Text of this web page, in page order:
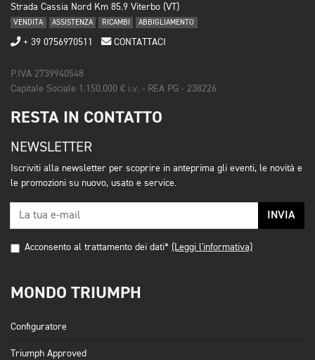
Strada Cassia Nord Km 85.9 Viterbo (VT)
VENDITA ASSISTENZA RICAMBI ABBIGLIAMENTO
+ 39 0756970511 CONTATTACI
P.IVA 2739940548
Capitale Sociale 1.150.000 € i.v. - REA PG - 238226
RESTA IN CONTATTO
NEWSLETTER
Iscriviti alla newsletter per scoprire in anteprima gli eventi, le novità e
le promozioni su nuovo, usato e service.
INVIA
Acconsento al trattamento dei dati* (Leggi l'informativa)
MONDO TRIUMPH
Configuratore
Triumph Approved